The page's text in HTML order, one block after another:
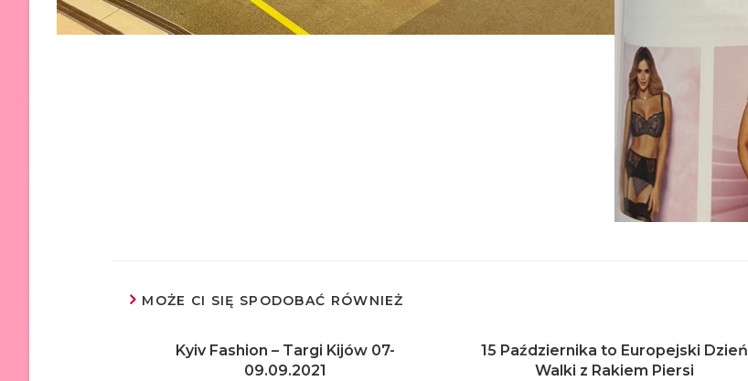
MOŻE CI SIĘ SPODOBAĆ RÓWNIEŻ
Kyiv Fashion – Targi Kijów 07-
09.09.2021
15 Października to Europejski Dzień
Walki z Rakiem Piersi